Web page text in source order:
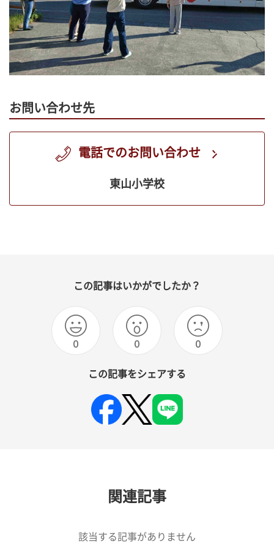
お問い合わせ先
電話でのお問い合わせ
東山小学校
この記事はいかがでしたか？
0 0 0
この記事をシェアする
関連記事
該当する記事がありません